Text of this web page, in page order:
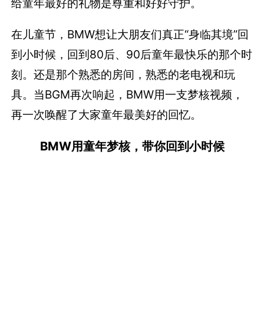
在儿童节，BMW想让大朋友们真正“身临其境”回
到小时候，回到80后、90后童年最快乐的那个时
刻。还是那个熟悉的房间，熟悉的老电视和玩
具。当BGM再次响起，BMW用一支梦核视频，
再一次唤醒了大家童年最美好的回忆。
BMW用童年梦核，带你回到小时候